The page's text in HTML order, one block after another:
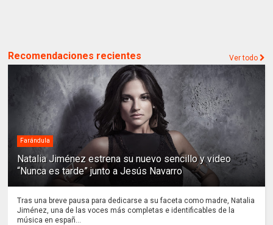
Recomendaciones recientes Ver todo
Farándula
Natalia Jiménez estrena su nuevo sencillo y video
“Nunca es tarde” junto a Jesús Navarro
Tras una breve pausa para dedicarse a su faceta como madre, Natalia
Jiménez, una de las voces más completas e identificables de la
música en españ...